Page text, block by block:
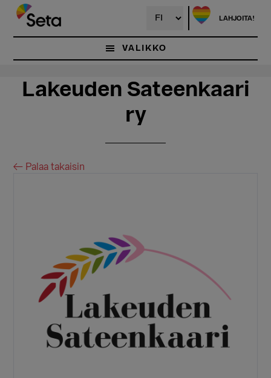
Hyppää
pääsisältöön
Hyppää
ensisijaiseen
sivupalkkiin
LAHJOITA!
VALIKKO
Lakeuden Sateenkaari
ry
← Palaa takaisin